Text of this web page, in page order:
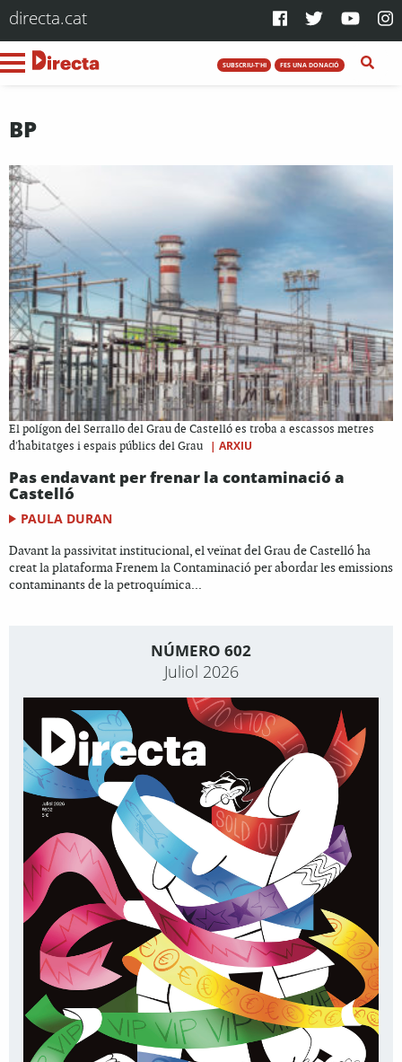
directa.cat
SUBSCRIU-T'HI FES UNA DONACIÓ
BP
El polígon del Serrallo del Grau de Castelló es troba a escassos metres
d'habitatges i espais públics del Grau
| ARXIU
Pas endavant per frenar la contaminació a
Castelló
PAULA DURAN
Davant la passivitat institucional, el veïnat del Grau de Castelló ha
creat la plataforma Frenem la Contaminació per abordar les emissions
contaminants de la petroquímica...
NÚMERO 602
Juliol 2026